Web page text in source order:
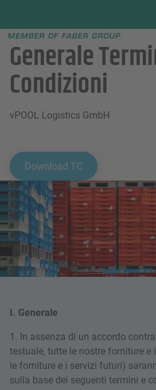
menu
Generale
Condizioni
vPOOL Logistics GmbH
Download TC
I. Generale
1. In assenza di un accordo
testuale, tutte le nostre forniture e
le forniture e i servizi futuri)
sulla base dei seguenti termini e